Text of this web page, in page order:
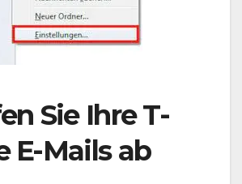
Sie Ihre T-
E-Mails ab